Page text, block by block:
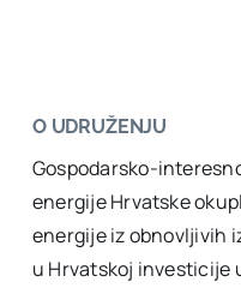
O UDRUŽENJU
Gospodarsko-
energije Hrvatske
energije iz obnovljivih
u Hrvatskoj investicije